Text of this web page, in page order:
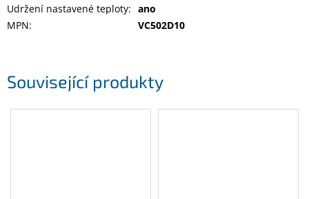
Související produkty
Udržení nastavené teploty: ano
MPN: VC502D10